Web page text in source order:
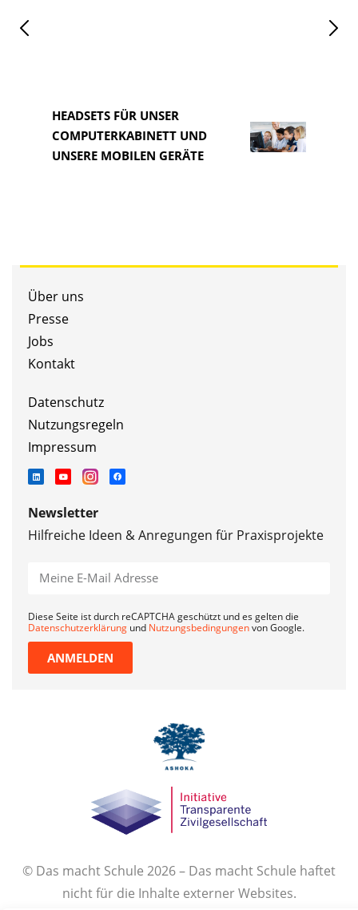
HEADSETS FÜR UNSER
COMPUTERKABINETT UND
UNSERE MOBILEN GERÄTE
Über uns
Presse
Jobs
Kontakt
Datenschutz
Nutzungsregeln
Impressum
Newsletter
Hilfreiche Ideen & Anregungen für Praxisprojekte
Diese Seite ist durch reCAPTCHA geschützt und es gelten die
Datenschutzerklärung und Nutzungsbedingungenvon Google.
ANMELDEN
© Das macht Schule 2026 – Das macht Schule haftet
nicht für die Inhalte externer Websites.